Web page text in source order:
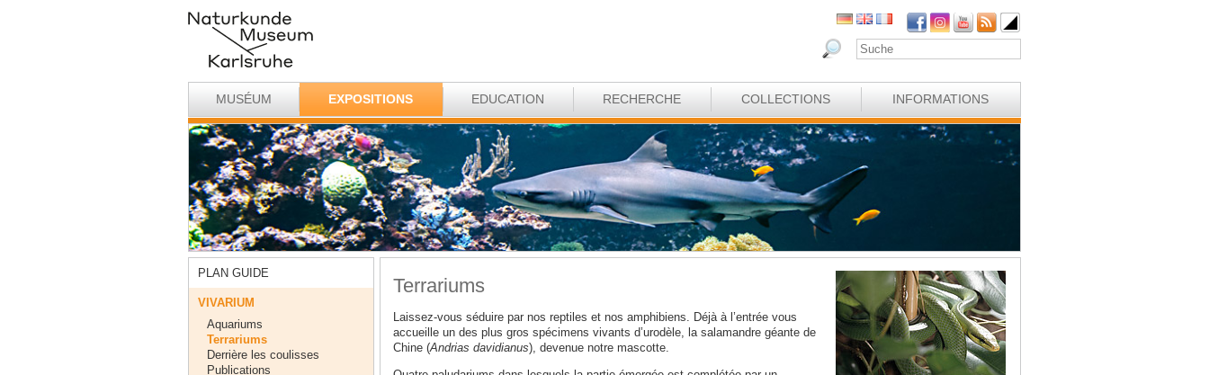
MUSÉUM EXPOSITIONS EDUCATION RECHERCHE COLLECTIONS INFORMATIONS
PLAN GUIDE
VIVARIUM
Aquariums
Terrariums
Derrière les coulisses
Publications
Terrariums
Laissez-vous séduire par nos reptiles et nos amphibiens. Déjà à l’entrée vous
accueille un des plus gros spécimens vivants d’urodèle, la salamandre géante de
Chine (Andrias davidianus), devenue notre mascotte.